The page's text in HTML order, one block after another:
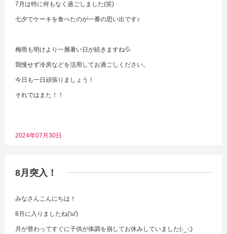
7月は特に何もなく過ごしました(笑)
七夕でケーキを食べたのが一番の思い出です♪
梅雨も明けより一層暑い日が続きますね💦
我慢せず冷房などを活用してお過ごしください。
今日も一日頑張りましょう！
それではまた！！
2024年07月30日
8月突入！
みなさんこんにちは！
8月に入りましたね('ω')
月が替わってすぐに子供が体調を崩してお休みしていました(-_-;)